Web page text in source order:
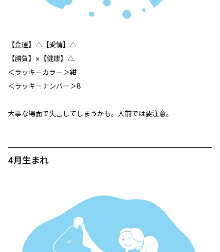
【金運】△【愛情】△
【勝負】×【健康】△
＜ラッキーカラー＞紺
＜ラッキーナンバー＞8
大事な場面で失言してしまうかも。人前では要注意。
4月生まれ